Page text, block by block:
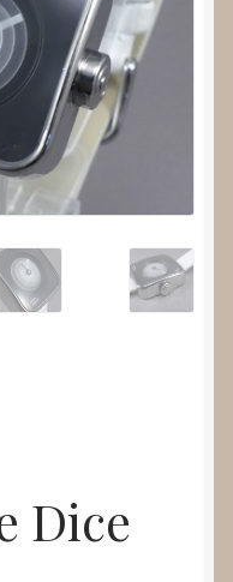
Submenu
uitvouwen
Dice